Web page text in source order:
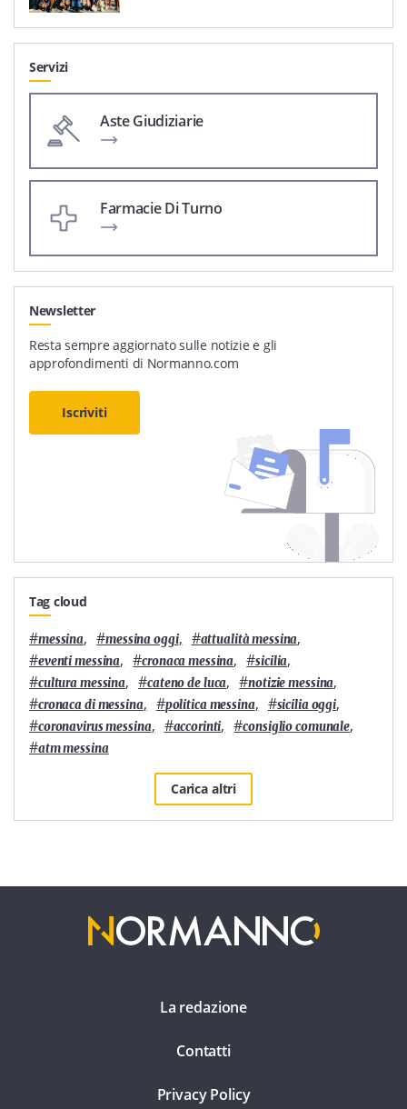
Servizi
Aste Giudiziarie
Farmacie Di Turno
Newsletter
Resta sempre aggiornato sulle notizie e gli
approfondimenti di Normanno.com
Iscriviti
Tag cloud
#messina, #messina oggi, #attualità messina,
#eventi messina, #cronaca messina, #sicilia,
#cultura messina, #cateno de luca, #notizie messina,
#cronaca di messina, #politica messina, #sicilia oggi,
#coronavirus messina, #accorinti, #consiglio comunale,
#atm messina
Carica altri
La redazione
Contatti
Privacy Policy